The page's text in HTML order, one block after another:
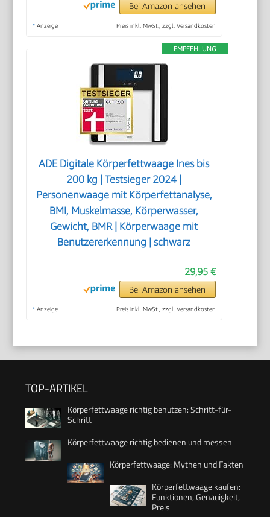
Bei Amazon ansehen
* Anzeige Preis inkl. MwSt., zzgl. Versandkosten
EMPFEHLUNG
ADE Digitale Körperfettwaage Ines bis
200 kg | Testsieger 2024 |
Personenwaage mit Körperfettanalyse,
BMI, Muskelmasse, Körperwasser,
Gewicht, BMR | Körperwaage mit
Benutzererkennung | schwarz
29,95 €
Bei Amazon ansehen
* Anzeige Preis inkl. MwSt., zzgl. Versandkosten
TOP-ARTIKEL
Körperfettwaage richtig benutzen: Schritt-für-
Schritt
Körperfettwaage richtig bedienen und messen
Körperfettwaage: Mythen und Fakten
Körperfettwaage kaufen:
Funktionen, Genauigkeit,
Preis